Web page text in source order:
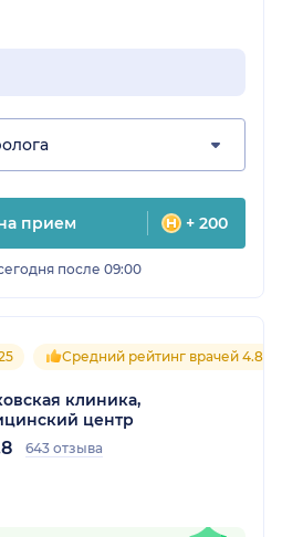
прием + 200
после 09:00
Средний рейтинг врачей 4.8
клиника,
центр
643 отзыва